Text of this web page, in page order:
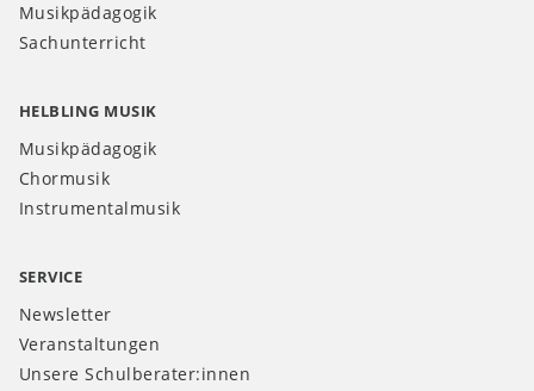
Musikpädagogik
Sachunterricht
HELBLING MUSIK
Musikpädagogik
Chormusik
Instrumentalmusik
SERVICE
Newsletter
Veranstaltungen
Unsere Schulberater:innen